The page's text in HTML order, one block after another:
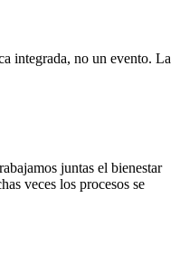
integrada, no un evento. La
juntas el bienestar
veces los procesos se